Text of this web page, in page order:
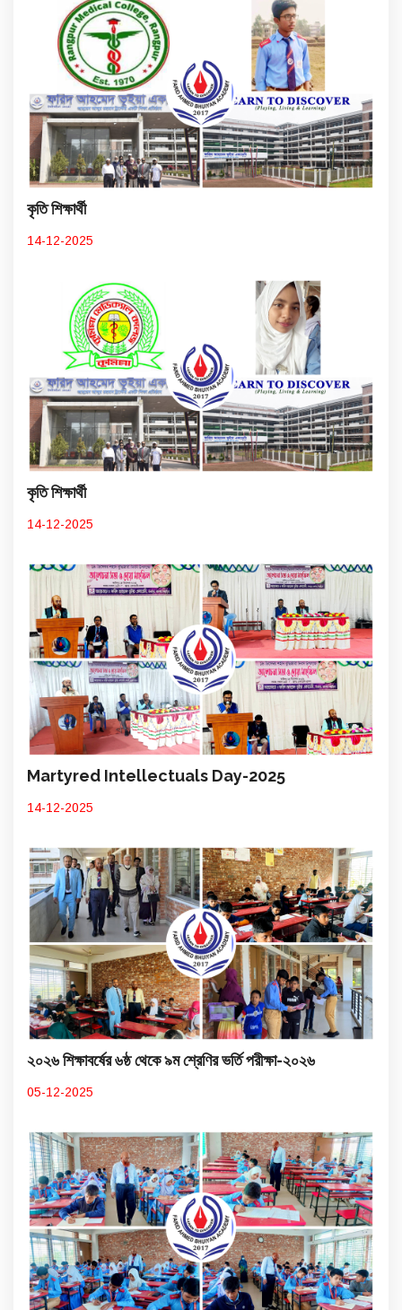
কৃতি শিক্ষার্থী
14-12-2025
কৃতি শিক্ষার্থী
14-12-2025
Martyred Intellectuals Day-2025
14-12-2025
২০২৬ শিক্ষাবর্ষের ৬ষ্ঠ থেকে ৯ম শ্রেণির ভর্তি পরীক্ষা-২০২৬
05-12-2025